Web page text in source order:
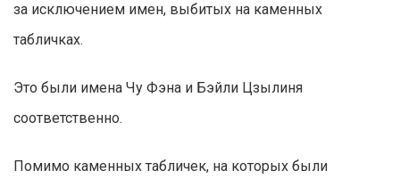
за исключением имен, выбитых на каменных
табличках.
Это были имена Чу Фэна и Бэйли Цзылиня
соответственно.
Помимо каменных табличек, на которых были